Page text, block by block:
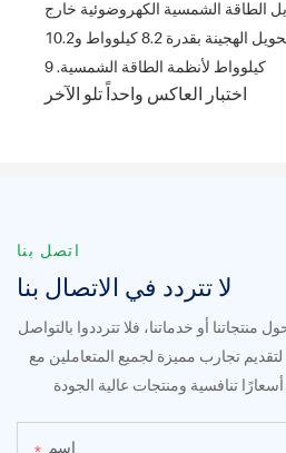
اختبار العاكس واحداً تلو الآخر
اتصل بنا
لا تتردد في الاتصال بنا
أو خدماتنا، فلا تترددوا بالتواصل
تجارب مميزة لجميع المتعاملين مع
اسم